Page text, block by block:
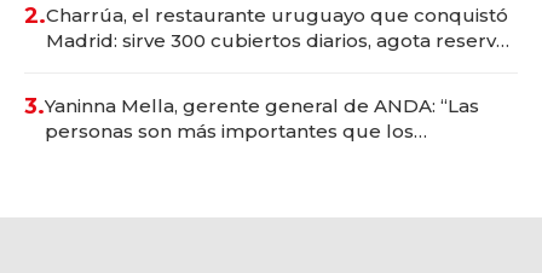
2.Charrúa, el restaurante uruguayo que conquistó
Madrid: sirve 300 cubiertos diarios, agota reservas
3.Yaninna Mella, gerente general de ANDA: “Las
personas son más importantes que los